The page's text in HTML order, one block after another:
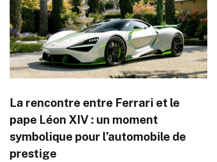
La rencontre entre Ferrari et le
pape Léon XIV : un moment
symbolique pour l’automobile de
prestige